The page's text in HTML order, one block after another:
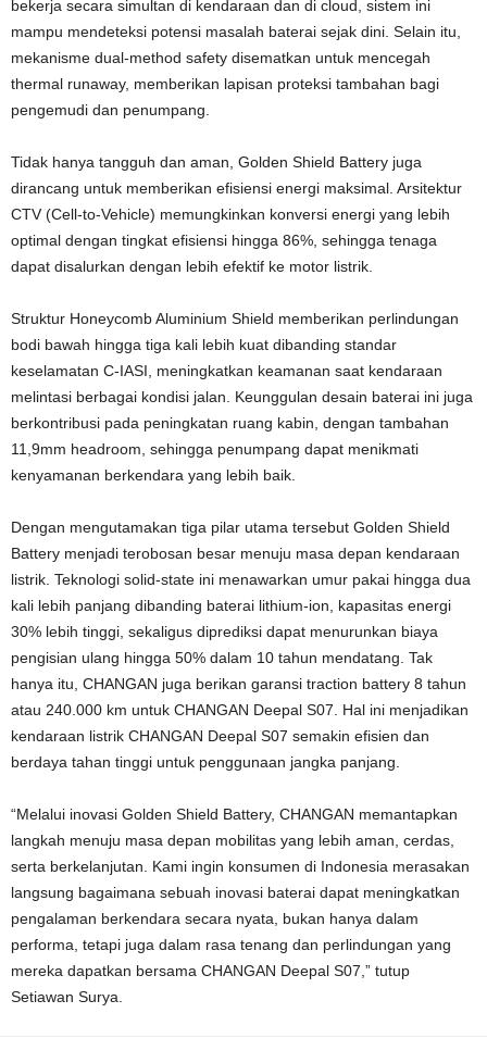
bekerja secara simultan di kendaraan dan di cloud, sistem ini
mampu mendeteksi potensi masalah baterai sejak dini. Selain itu,
mekanisme dual-method safety disematkan untuk mencegah
thermal runaway, memberikan lapisan proteksi tambahan bagi
pengemudi dan penumpang.
Tidak hanya tangguh dan aman, Golden Shield Battery juga
dirancang untuk memberikan efisiensi energi maksimal. Arsitektur
CTV (Cell-to-Vehicle) memungkinkan konversi energi yang lebih
optimal dengan tingkat efisiensi hingga 86%, sehingga tenaga
dapat disalurkan dengan lebih efektif ke motor listrik.
Struktur Honeycomb Aluminium Shield memberikan perlindungan
bodi bawah hingga tiga kali lebih kuat dibanding standar
keselamatan C-IASI, meningkatkan keamanan saat kendaraan
melintasi berbagai kondisi jalan. Keunggulan desain baterai ini juga
berkontribusi pada peningkatan ruang kabin, dengan tambahan
11,9mm headroom, sehingga penumpang dapat menikmati
kenyamanan berkendara yang lebih baik.
Dengan mengutamakan tiga pilar utama tersebut Golden Shield
Battery menjadi terobosan besar menuju masa depan kendaraan
listrik. Teknologi solid-state ini menawarkan umur pakai hingga dua
kali lebih panjang dibanding baterai lithium-ion, kapasitas energi
30% lebih tinggi, sekaligus diprediksi dapat menurunkan biaya
pengisian ulang hingga 50% dalam 10 tahun mendatang. Tak
hanya itu, CHANGAN juga berikan garansi traction battery 8 tahun
atau 240.000 km untuk CHANGAN Deepal S07. Hal ini menjadikan
kendaraan listrik CHANGAN Deepal S07 semakin efisien dan
berdaya tahan tinggi untuk penggunaan jangka panjang.
“Melalui inovasi Golden Shield Battery, CHANGAN memantapkan
langkah menuju masa depan mobilitas yang lebih aman, cerdas,
serta berkelanjutan. Kami ingin konsumen di Indonesia merasakan
langsung bagaimana sebuah inovasi baterai dapat meningkatkan
pengalaman berkendara secara nyata, bukan hanya dalam
performa, tetapi juga dalam rasa tenang dan perlindungan yang
mereka dapatkan bersama CHANGAN Deepal S07,” tutup
Setiawan Surya.